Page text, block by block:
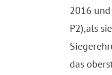
2016
P2),als
das